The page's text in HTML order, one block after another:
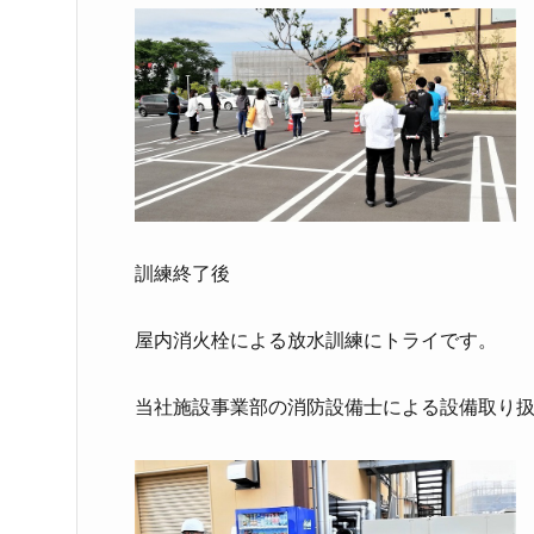
訓練終了後
屋内消火栓による放水訓練にトライです。
当社施設事業部の消防設備士による設備取り